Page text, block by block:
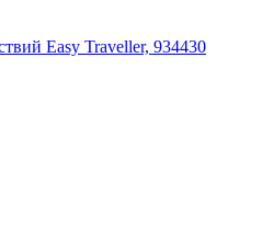
Easy Traveller, 934430